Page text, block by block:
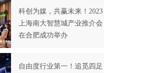
科创为媒，共赢未来！2023
上海南大智慧城产业推介会
在合肥成功举办
自由度行业第一！追觅四足